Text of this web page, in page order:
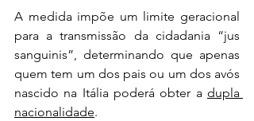
A medida impõe um limite geracional
para a transmissão da cidadania “jus
sanguinis”, determinando que apenas
quem tem um dos pais ou um dos avós
nascido na Itália poderá obter a dupla
nacionalidade.